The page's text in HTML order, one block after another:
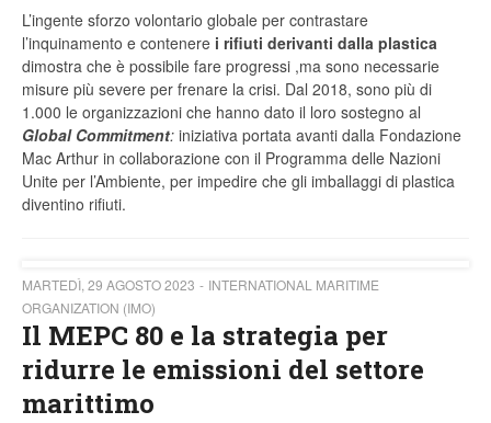
L’ingente sforzo volontario globale per contrastare
l’inquinamento e contenere i rifiuti derivanti dalla plastica
dimostra che è possibile fare progressi ,ma sono necessarie
misure più severe per frenare la crisi. Dal 2018, sono più di
1.000 le organizzazioni che hanno dato il loro sostegno al
Global Commitment: iniziativa portata avanti dalla Fondazione
Mac Arthur in collaborazione con il Programma delle Nazioni
Unite per l’Ambiente, per impedire che gli imballaggi di plastica
diventino rifiuti.
MARTEDÌ, 29 AGOSTO 2023
INTERNATIONAL MARITIME
ORGANIZATION (IMO)
Il MEPC 80 e la strategia per
ridurre le emissioni del settore
marittimo